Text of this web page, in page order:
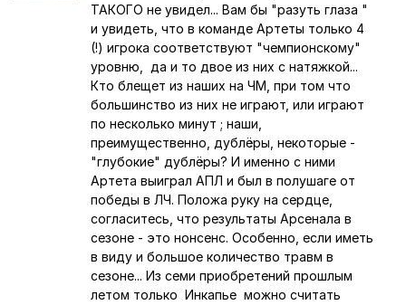
ТАКОГО не увидел... Вам бы "разуть глаза "
и увидеть, что в команде Артеты только 4
(!) игрока соответствуют "чемпионскому"
уровню, да и то двое из них с натяжкой...
Кто блещет из наших на ЧМ, при том что
большинство из них не играют, или играют
по несколько минут ; наши,
преимущественно, дублёры, некоторые -
"глубокие" дублёры? И именно с ними
Артета выиграл АПЛ и был в полушаге от
победы в ЛЧ. Положа руку на сердце,
согласитесь, что результаты Арсенала в
сезоне - это нонсенс. Особенно, если иметь
в виду и большое количество травм в
сезоне... Из семи приобретений прошлым
летом только Инкапье можно считать